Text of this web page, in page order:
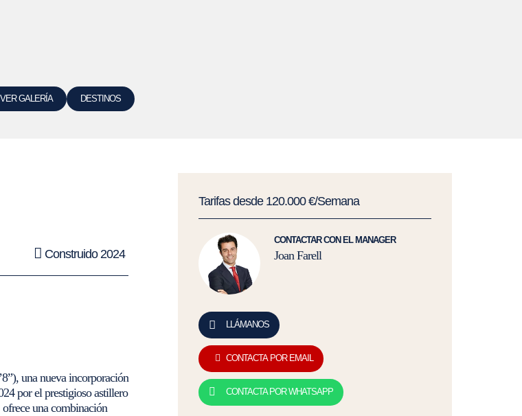
VER GALERÍA DESTINOS
Construido 2024
una nueva incorporación
por el prestigioso astillero
una combinación
Tarifas desde 120.000 €/Semana
CONTACTAR CON EL MANAGER
Joan Farell
LLÁMANOS
CONTACTA POR EMAIL
CONTACTA POR WHATSAPP